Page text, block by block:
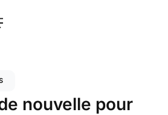
nouvelle pour